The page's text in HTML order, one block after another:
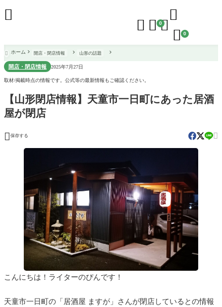
  0

 0

 ホーム 開店・閉店情報 山形の話題
開店・閉店情報 2025年7月27日
取材/掲載時点の情報です。公式等の最新情報もご確認ください。
【山形閉店情報】天童市一日町にあった居酒
屋が閉店
 保存する 
こんにちは！ライターのぴんです！
天童市一日町の「居酒屋 ますが」さんが閉店しているとの情報